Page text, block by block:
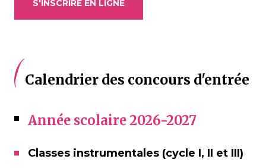
S'INSCRIRE EN LIGNE
Calendrier des concours d'entrée
Année scolaire 2026-2027
Classes instrumentales (cycle I, II et III)